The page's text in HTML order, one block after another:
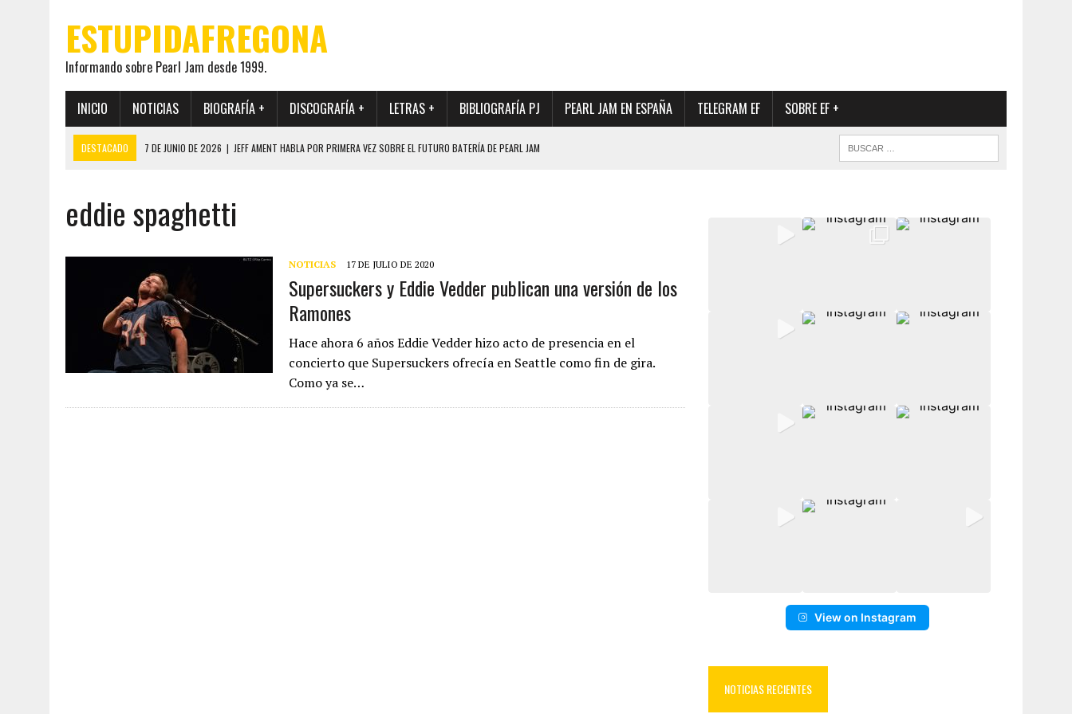
ESTUPIDAFREGONA
Informando sobre Pearl Jam desde 1999.
INICIO NOTICIAS BIOGRAFÍA + DISCOGRAFÍA + LETRAS + BIBLIOGRAFÍA PJ PEARL JAM EN ESPAÑA TELEGRAM EF SOBRE EF +
DESTACADO 7 DE JUNIO DE 2026 | JEFF AMENT HABLA POR PRIMERA VEZ SOBRE EL FUTURO BATERÍA DE PEARL JAM
19 DE MAYO DE 2026
EL ENCUENTRO ENTRE NEIL YOUNG Y PEARL JAM QUE MARCÓ LOS 90, DE NUEVO EN VINILO.
12 DE MAYO DE 2026 | PEARL JAM REAPARECEN EN OHANA 2026 EN MEDIO DE LA INCERTIDUMBRE SOBRE SU FUTURA FORMACIÓN
eddie spaghetti
NOTICIAS 17 DE JULIO DE 2020
Supersuckers y Eddie Vedder publican una versión de los
Ramones
Hace ahora 6 años Eddie Vedder hizo acto de presencia en el
concierto que Supersuckers ofrecía en Seattle como fin de gira.
Como ya se…
View on Instagram
NOTICIAS RECIENTES